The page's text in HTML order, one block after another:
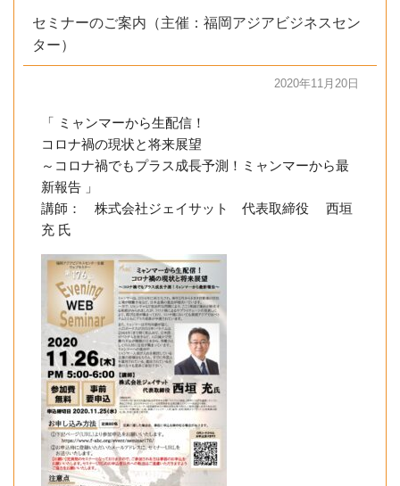
セミナーのご案内（主催：福岡アジアビジネスセン
ター）
2020年11月20日
「 ミャンマーから生配信！
コロナ禍の現状と将来展望
～コロナ禍でもプラス成長予測！ミャンマーから最
新報告 」
講師： 株式会社ジェイサット 代表取締役 西垣
充 氏